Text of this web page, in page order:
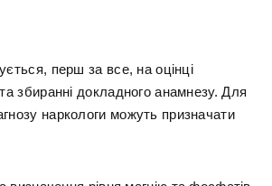
перш за все, на оцінці
та збиранні докладного анамнезу. Для
наркологи можуть призначати